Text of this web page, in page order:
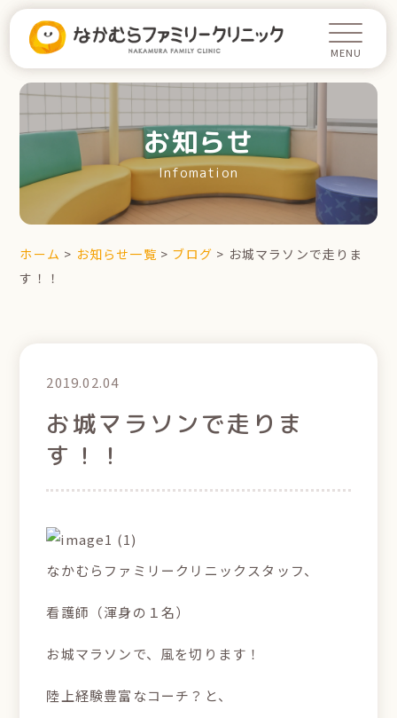
お知らせ
Infomation
ホーム > お知らせ一覧 > ブログ > お城マラソンで走りま
す！！
2019.02.04
お城マラソンで走りま
す！！
なかむらファミリークリニックスタッフ、
看護師（渾身の１名）
お城マラソンで、風を切ります！
陸上経験豊富なコーチ？と、